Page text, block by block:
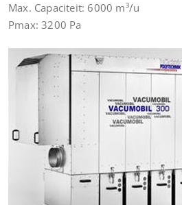
Max. Capaciteit: 6000 m³/u
Pmax: 3200 Pa